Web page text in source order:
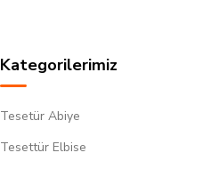
Kategorilerimiz
Tesetür Abiye
Tesettür Elbise